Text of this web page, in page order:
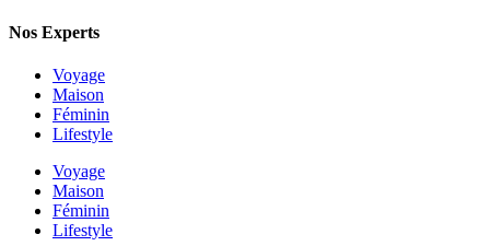
Nos Experts
Voyage
Maison
Féminin
Lifestyle
Voyage
Maison
Féminin
Lifestyle